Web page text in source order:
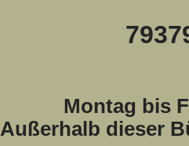
Montag bis
Außerhalb dieser